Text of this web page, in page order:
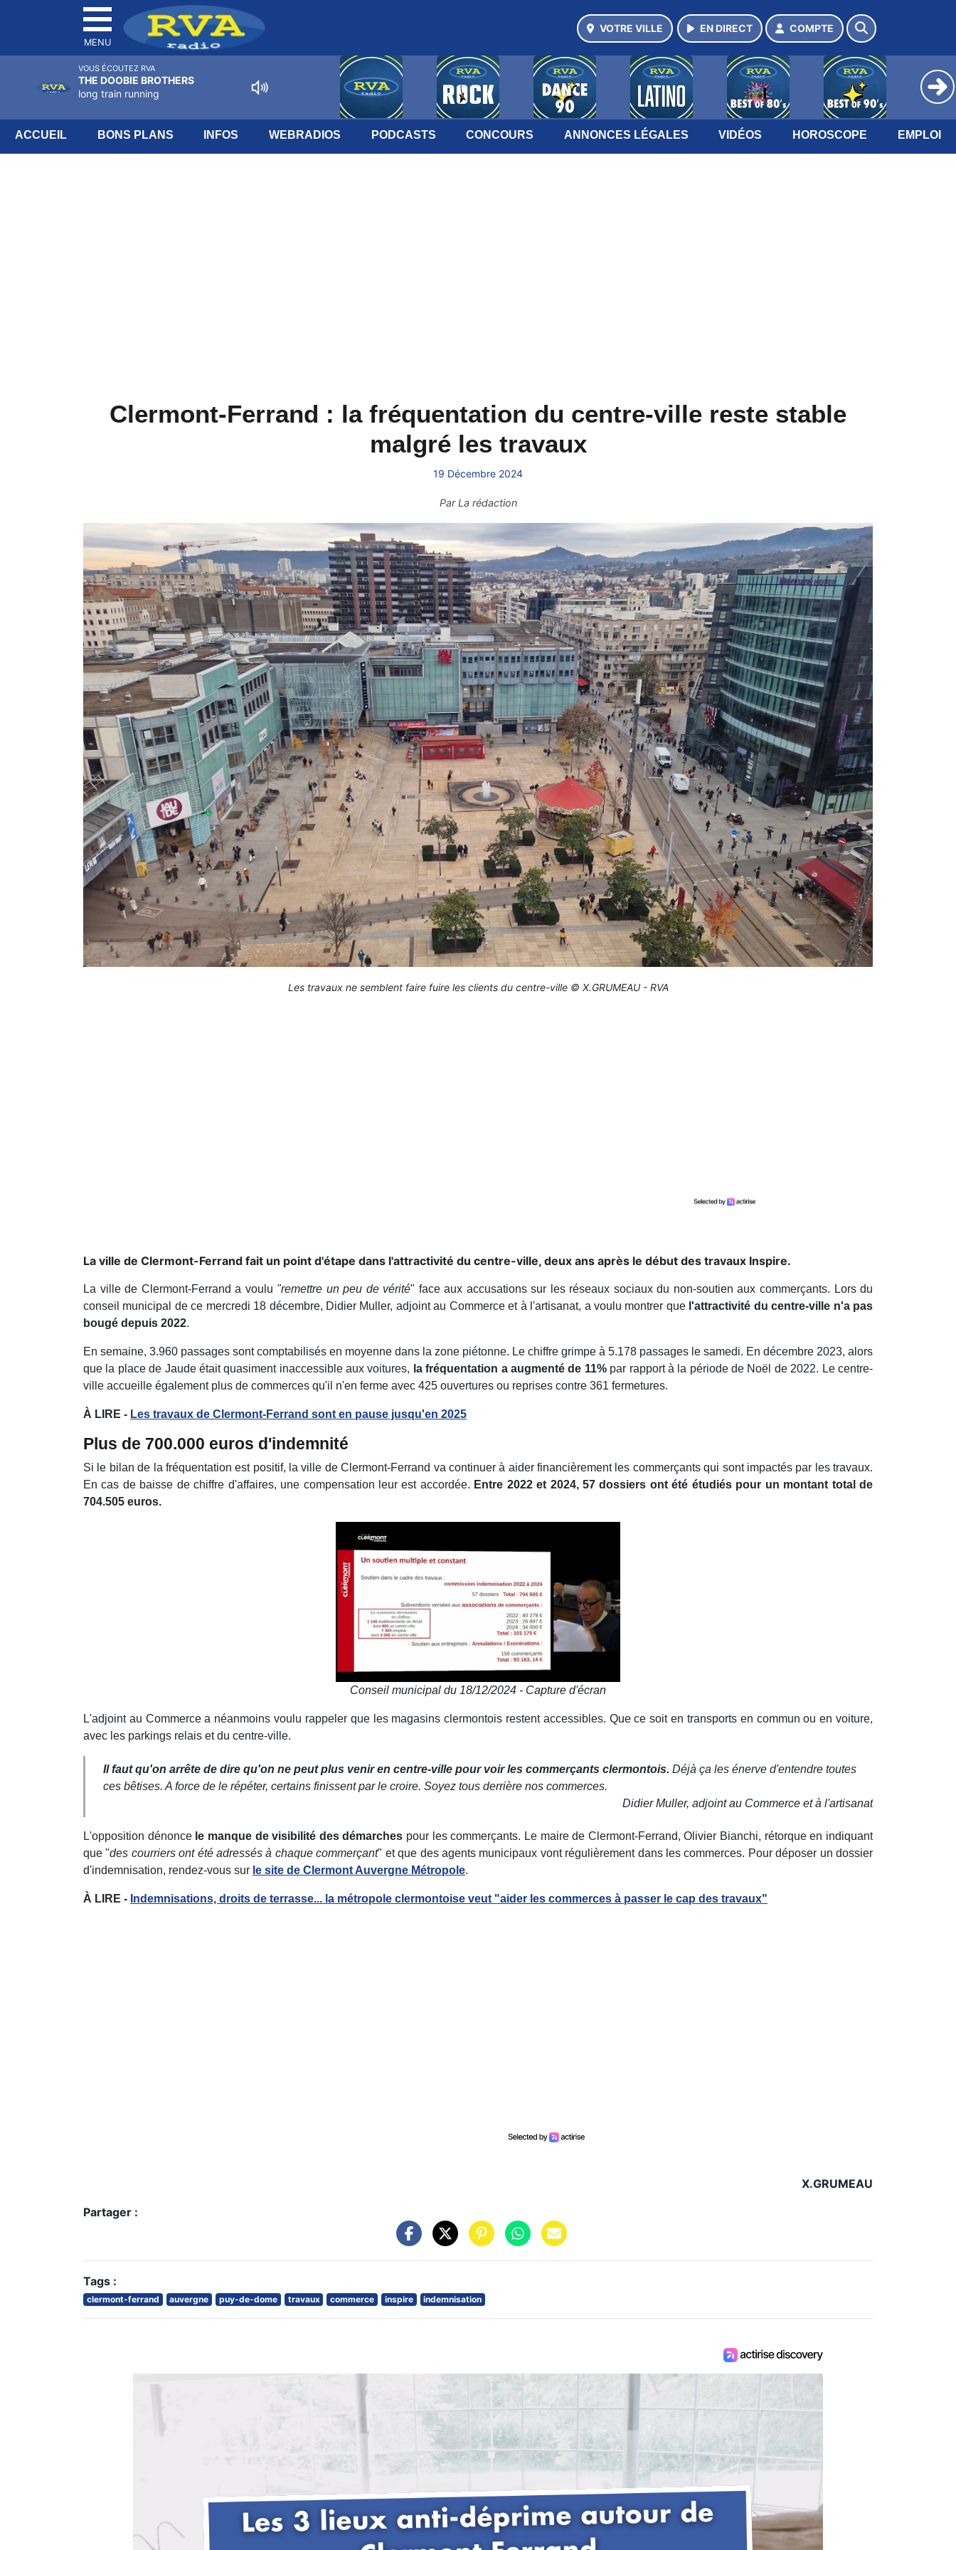
MENU
VOTRE VILLE EN DIRECT COMPTE
ACCUEIL BONS PLANS INFOS WEBRADIOS PODCASTS CONCOURS ANNONCES LÉGALES VIDÉOS HOROSCOPE EMPLOI
Clermont-Ferrand : la fréquentation du centre-ville reste stable
malgré les travaux
19 Décembre 2024
ParLa rédaction
Les travaux ne semblent faire fuire les clients du centre-ville © X.GRUMEAU - RVA
La ville de Clermont-Ferrand fait un point d'étape dans l'attractivité du centre-ville, deux ans après le début des travaux Inspire.
La ville de Clermont-Ferrand a voulu "remettre un peu de vérité" face aux accusations sur les réseaux sociaux du non-soutien aux commerçants. Lors du
conseil municipal de ce mercredi 18 décembre, Didier Muller, adjoint au Commerce et à l'artisanat, a voulu montrer que l'attractivité du centre-ville n'a pas
bougé depuis 2022.
En semaine, 3.960 passages sont comptabilisés en moyenne dans la zone piétonne. Le chiffre grimpe à 5.178 passages le samedi. En décembre 2023, alors
que la place de Jaude était quasiment inaccessible aux voitures, la fréquentation a augmenté de 11%par rapport à la période de Noël de 2022. Le centre-
ville accueille également plus de commerces qu'il n'en ferme avec 425 ouvertures ou reprises contre 361 fermetures.
À LIRE - Les travaux de Clermont-Ferrand sont en pause jusqu'en 2025
Plus de 700.000 euros d'indemnité
Si le bilan de la fréquentation est positif, la ville de Clermont-Ferrand va continuer à aider financièrement les commerçants qui sont impactés par les travaux.
En cas de baisse de chiffre d'affaires, une compensation leur est accordée. Entre 2022 et 2024, 57 dossiers ont été étudiés pour un montant total de
704.505 euros.
Conseil municipal du 18/12/2024 - Capture d'écran
L'adjoint au Commerce a néanmoins voulu rappeler que les magasins clermontois restent accessibles. Que ce soit en transports en commun ou en voiture,
avec les parkings relais et du centre-ville.
Il faut qu'on arrête de dire qu'on ne peut plus venir en centre-ville pour voir les commerçants clermontois. Déjà ça les énerve d'entendre toutes
ces bêtises. A force de le répéter, certains finissent par le croire. Soyez tous derrière nos commerces.
Didier Muller, adjoint au Commerce et à l'artisanat
L'opposition dénonce le manque de visibilité des démarches pour les commerçants. Le maire de Clermont-Ferrand, Olivier Bianchi, rétorque en indiquant
que "des courriers ont été adressés à chaque commerçant" et que des agents municipaux vont régulièrement dans les commerces. Pour déposer un dossier
d'indemnisation, rendez-vous sur le site de Clermont Auvergne Métropole.
À LIRE - Indemnisations, droits de terrasse... la métropole clermontoise veut "aider les commerces à passer le cap des travaux"
X.GRUMEAU
Partager :
Tags :
clermont-ferrand auvergne puy-de-dome travaux commerce inspire indemnisation
VOUS ÉCOUTEZ RVA
THE DOOBIE BROTHERS
long train running